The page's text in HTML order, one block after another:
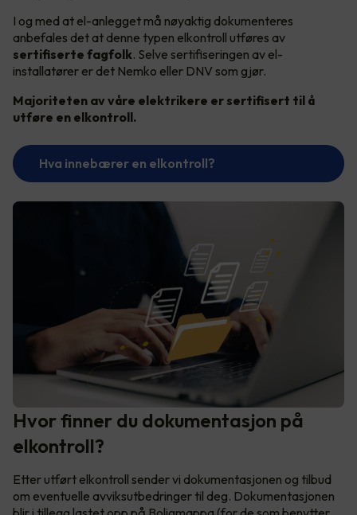
I og med at el-anlegget må nøyaktig dokumenteres
anbefales det at denne typen elkontroll utføres av
sertifiserte fagfolk. Selve sertifiseringen av el-
installatører er det Nemko eller DNV som gjør.
Majoriteten av våre elektrikere er sertifisert til å
utføre en elkontroll.
Hva innebærer en elkontroll?
Hvor finner du dokumentasjon på
elkontroll?
Etter utført elkontroll sender vi dokumentasjonen og tilbud
om eventuelle avviksutbedringer til deg. Dokumentasjonen